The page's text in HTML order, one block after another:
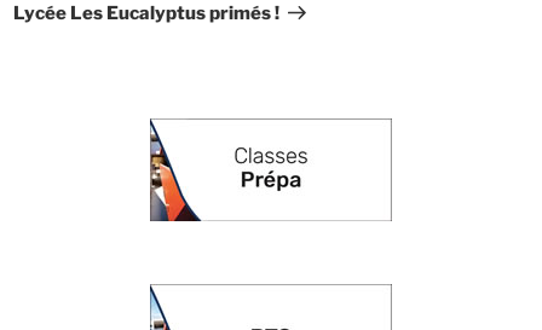
Lycée Les Eucalyptus primés !